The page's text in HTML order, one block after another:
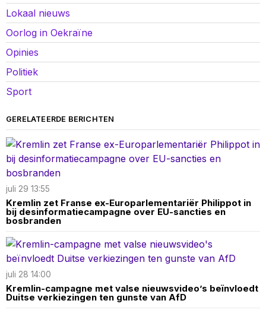
Lokaal nieuws
Oorlog in Oekraïne
Opinies
Politiek
Sport
GERELATEERDE BERICHTEN
juli 29 13:55
Kremlin zet Franse ex-Europarlementariër Philippot in
bij desinformatiecampagne over EU-sancties en
bosbranden
juli 28 14:00
Kremlin-campagne met valse nieuwsvideo’s beïnvloedt
Duitse verkiezingen ten gunste van AfD